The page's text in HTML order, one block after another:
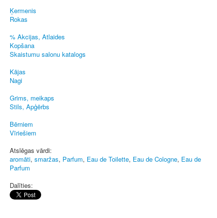
Ķermenis
Rokas
% Akcijas, Atlaides
Kopšana
Skaistumu salonu katalogs
Kājas
Nagi
Grims, meikaps
Stils, Apģērbs
Bērniem
Vīriešiem
Atslēgas vārdi:
aromāti, smaržas, Parfum, Eau de Toilette, Eau de Cologne, Eau de
Parfum
Dalīties: